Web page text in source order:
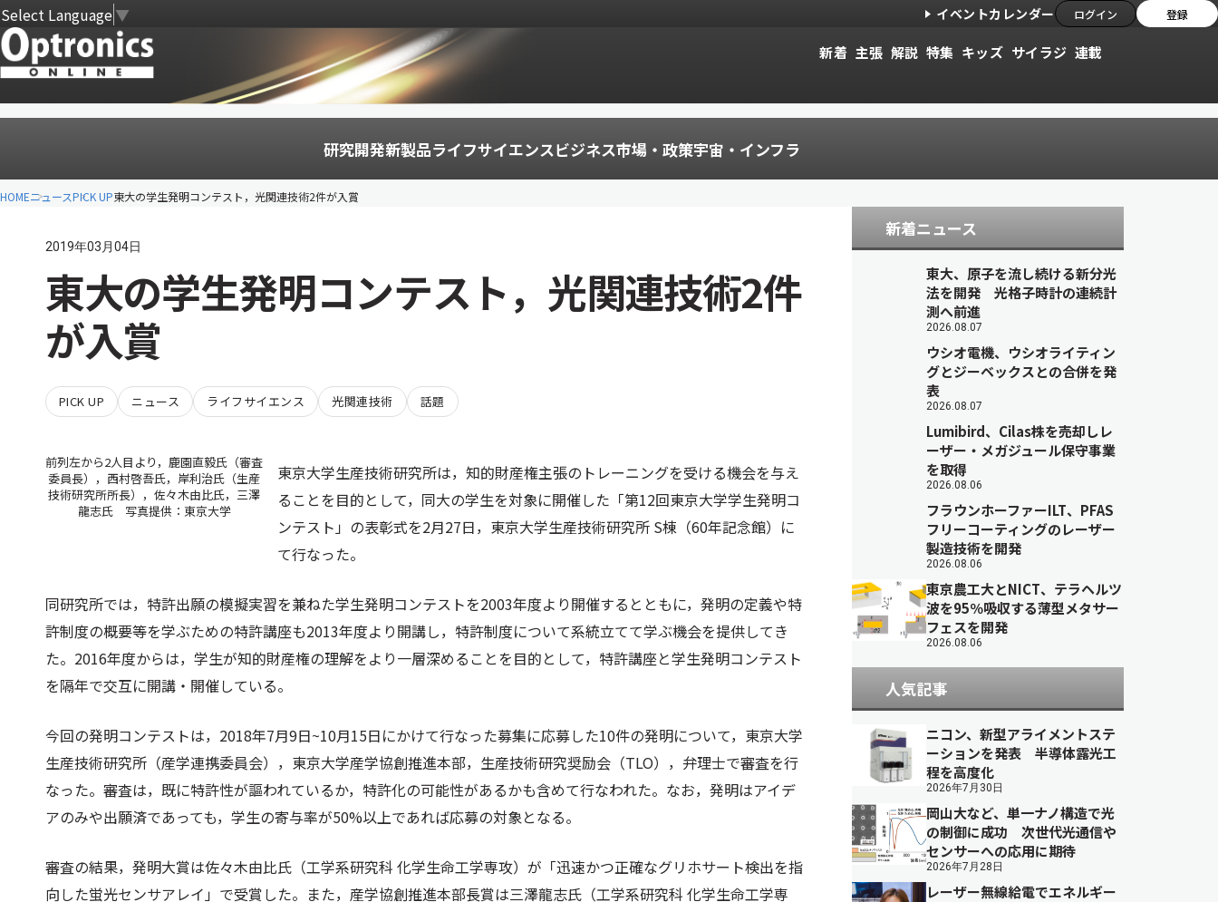
Select Language▼ イベントカレンダー ログイン 登録
新着 主張 解説 特集 キッズ サイラジ 連載
研究開発新製品ライフサイエンスビジネス市場・政策宇宙・インフラ
HOMEニュースPICK UP東大の学生発明コンテスト，光関連技術2件が入賞
2019年03月04日
東大の学生発明コンテスト，光関連技術2件
が入賞
PICK UP ニュース ライフサイエンス 光関連技術 話題
前列左から2人目より，鹿園直毅氏（審査
委員長），西村啓吾氏，岸利治氏（生産
技術研究所所長），佐々木由比氏，三澤
龍志氏 写真提供：東京大学
東京大学生産技術研究所は，知的財産権主張のトレーニングを受ける機会を与え
ることを目的として，同大の学生を対象に開催した「第12回東京大学学生発明コ
ンテスト」の表彰式を2月27日，東京大学生産技術研究所 S棟（60年記念館）に
て行なった。
同研究所では，特許出願の模擬実習を兼ねた学生発明コンテストを2003年度より開催するとともに，発明の定義や特
許制度の概要等を学ぶための特許講座も2013年度より開講し，特許制度について系統立てて学ぶ機会を提供してき
た。2016年度からは，学生が知的財産権の理解をより一層深めることを目的として，特許講座と学生発明コンテスト
を隔年で交互に開講・開催している。
今回の発明コンテストは，2018年7月9日~10月15日にかけて行なった募集に応募した10件の発明について，東京大学
生産技術研究所（産学連携委員会），東京大学産学協創推進本部，生産技術研究奨励会（TLO），弁理士で審査を行
なった。審査は，既に特許性が謳われているか，特許化の可能性があるかも含めて行なわれた。なお，発明はアイデ
アのみや出願済であっても，学生の寄与率が50%以上であれば応募の対象となる。
審査の結果，発明大賞は佐々木由比氏（工学系研究科 化学生命工学専攻）が「迅速かつ正確なグリホサート検出を指
向した蛍光センサアレイ」で受賞した。また，産学協創推進本部長賞は三澤龍志氏（工学系研究科 化学生命工学専
新着ニュース
東大、原子を流し続ける新分光
法を開発 光格子時計の連続計
測へ前進
2026.08.07
ウシオ電機、ウシオライティン
グとジーベックスとの合併を発
表
2026.08.07
Lumibird、Cilas株を売却しレ
ーザー・メガジュール保守事業
を取得
2026.08.06
フラウンホーファーILT、PFAS
フリーコーティングのレーザー
製造技術を開発
2026.08.06
東京農工大とNICT、テラヘルツ
波を95％吸収する薄型メタサー
フェスを開発
2026.08.06
人気記事
ニコン、新型アライメントステ
ーションを発表 半導体露光工
程を高度化
2026年7月30日
岡山大など、単一ナノ構造で光
の制御に成功 次世代光通信や
センサーへの応用に期待
2026年7月28日
レーザー無線給電でエネルギー